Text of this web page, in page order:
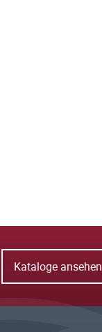
Kataloge ansehen